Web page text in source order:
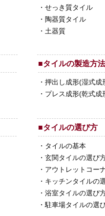
・ せっき質タイル
・ 陶器質タイル
・ 土器質
■タイルの製造方法
・ 押出し成形(湿式成
・ プレス成形(乾式成
■タイルの選び方
・ タイルの基本
・ 玄関タイルの選び
・ アウトレットコー
・ キッチンタイルの
・ 浴室タイルの選び
・ 駐車場タイルの選